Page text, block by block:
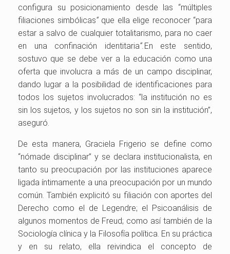
configura su posicionamiento desde las “múltiples
filiaciones simbólicas“que ella elige reconocer “para
estar a salvo de cualquier totalitarismo, para no caer
en una confinación identitaria“.En este sentido,
sostuvo que se debe ver a la educación como una
oferta que involucra a más de un campo disciplinar,
dando lugar a la posibilidad de identificaciones para
todos los sujetos involucrados: “la institución no es
sin los sujetos, y los sujetos no son sin la institución”,
aseguró.
De esta manera, Graciela Frigerio se define como
“nómade disciplinar” y se declara institucionalista, en
tanto su preocupación por las instituciones aparece
ligada íntimamente a una preocupación por un mundo
común. También explicitó su filiación con aportes del
Derecho como el de Legendre; el Psicoanálisis de
algunos momentos de Freud; como así también de la
Sociología clínica y la Filosofía política. En su práctica
y en su relato, ella reivindica el concepto de